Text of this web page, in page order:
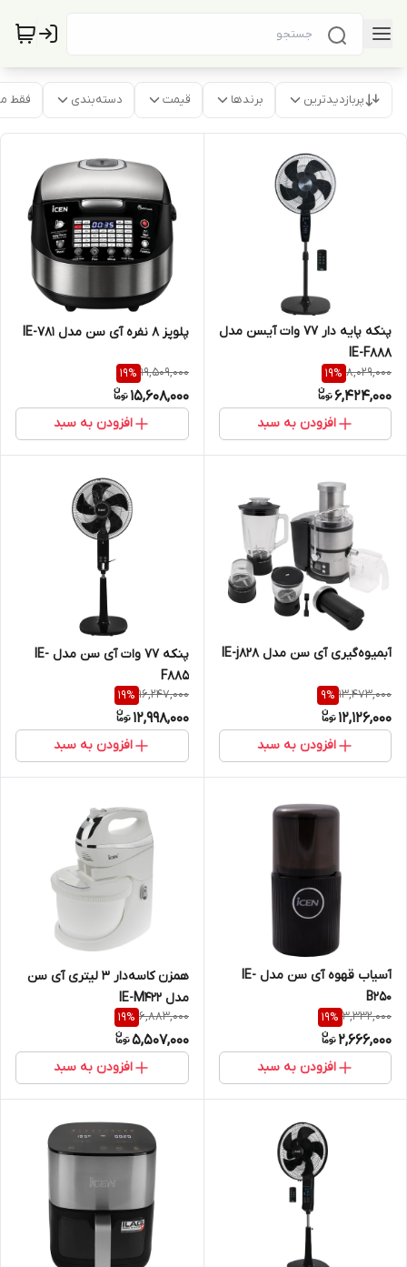
پربازدیدترین برندها قیمت دسته‌بندی فقط
پنکه پایه دار 77 وات آیسن مدل
IE-F888
8,029,000
19%
6,424,000
افزودن به سبد
پلوپز 8 نفره آی سن مدل IE-781
19,509,000
19%
15,608,000
افزودن به سبد
آبمیوه‌گیری آی سن مدل IE-j828
13,473,000
9%
12,126,000
افزودن به سبد
پنکه 77 وات آی سن مدل IE-
F885
16,247,000
19%
12,998,000
افزودن به سبد
آسیاب قهوه آی سن مدل IE-
B250
3,332,000
19%
2,666,000
افزودن به سبد
همزن کاسه‌دار 3 لیتری آی سن
مدل IE-M422
6,883,000
19%
5,507,000
افزودن به سبد